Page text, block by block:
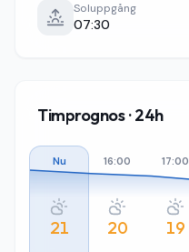
Soluppgång
07:30
Timprognos · 24h
Nu
21
16:00
20
17:00
19